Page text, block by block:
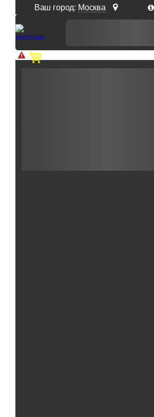
Ваш город: Москва
Доп. скидка от цен на сайте 7%